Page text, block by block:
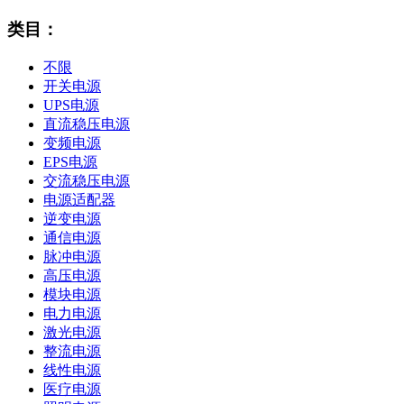
类目：
不限
开关电源
UPS电源
直流稳压电源
变频电源
EPS电源
交流稳压电源
电源适配器
逆变电源
通信电源
脉冲电源
高压电源
模块电源
电力电源
激光电源
整流电源
线性电源
医疗电源